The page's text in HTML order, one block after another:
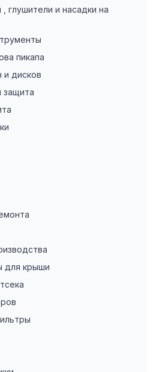
глушители и насадки на
пикапа
и дисков
защита
для крыши